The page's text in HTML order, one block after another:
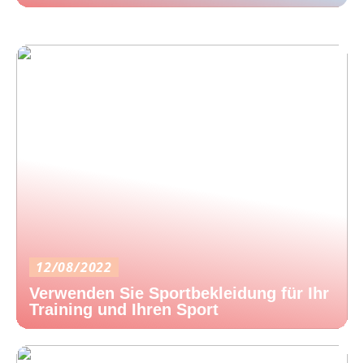
12/08/2022
Verwenden Sie Sportbekleidung für Ihr
Training und Ihren Sport